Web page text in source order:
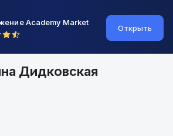
Academy Market
Открыть
Дидковская